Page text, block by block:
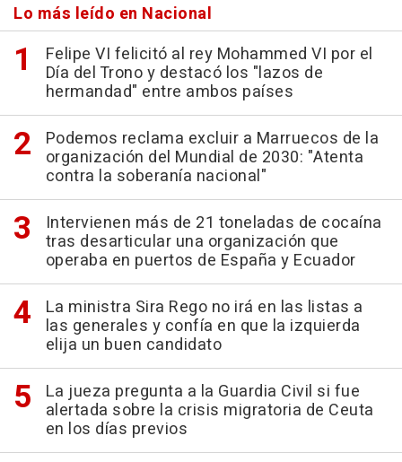
Lo más leído en Nacional
Felipe VI felicitó al rey Mohammed VI por el
Día del Trono y destacó los "lazos de
hermandad" entre ambos países
Podemos reclama excluir a Marruecos de la
organización del Mundial de 2030: "Atenta
contra la soberanía nacional"
Intervienen más de 21 toneladas de cocaína
tras desarticular una organización que
operaba en puertos de España y Ecuador
La ministra Sira Rego no irá en las listas a
las generales y confía en que la izquierda
elija un buen candidato
La jueza pregunta a la Guardia Civil si fue
alertada sobre la crisis migratoria de Ceuta
en los días previos